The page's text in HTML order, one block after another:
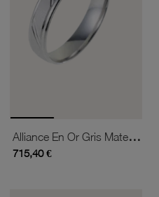
Alliance En Or Gris Mate Et Lisse, Largeur 4,5 Mm
715,40 €